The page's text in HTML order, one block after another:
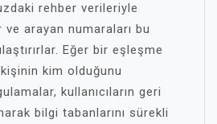
rehber verileriyle
arayan numaraları bu
Eğer bir eşleşme
kim olduğunu
kullanıcıların geri
bilgi tabanlarını sürekli